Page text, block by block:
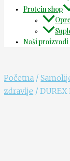
Protein shop
Naši proizvodi
Početna /
zdravlje / DUREX